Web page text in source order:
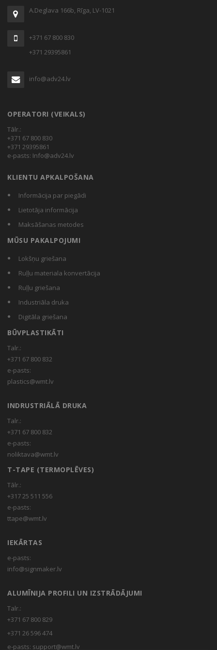
A.Deglava 166b, Rīga, LV-1021
+371 67 800 830
+371 29395861
info@adv24.lv
OPERATORI (VEIKALS)
Tālr.:
+371 67 800 830
+371 29395861
e-pasts: Info@adv24.lv
KLIENTU APKALPOŠANA
Informācija par piegādi
Lietotāja informācija
Maksāšanas metodes
MŪSU PAKALPOJUMI
Lokšņu griešana
Ruļļu materiala konvertācija
Ruļļu griešana
Industriāla druka
Digitāla griešana
BŪVPLASTIKĀTI
Talr.:
+371 67 800 832
e-pasts:
plastics@wmt.lv
INDRUSTRIĀLĀ DRUKA
Talr.:
+371 67 800 832
e-pasts:
noliktava@wmt.lv
T-TAPE (TERMOPLĒVES)
Tālr.:
+317 25 511 556
e-pasts:
ttape@wmt.lv
IEKĀRTAS
e-pasts:
info@signmaker.lv
ALUMĪNIJA PROFILI UN IZSTRĀDĀJUMI
Talr.:
+371 67 800 829
+371 26 596 474
e-pasts: support@wmt.lv